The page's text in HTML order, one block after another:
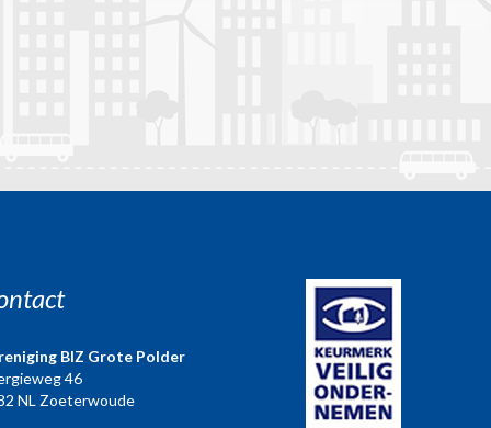
BIZ Grote Polder
46
NL Zoeterwoude